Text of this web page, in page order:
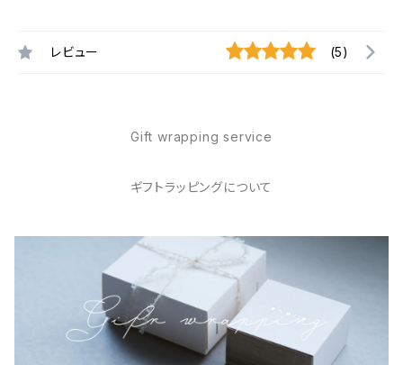
レビュー (5)
Gift wrapping service
ギフトラッピングについて